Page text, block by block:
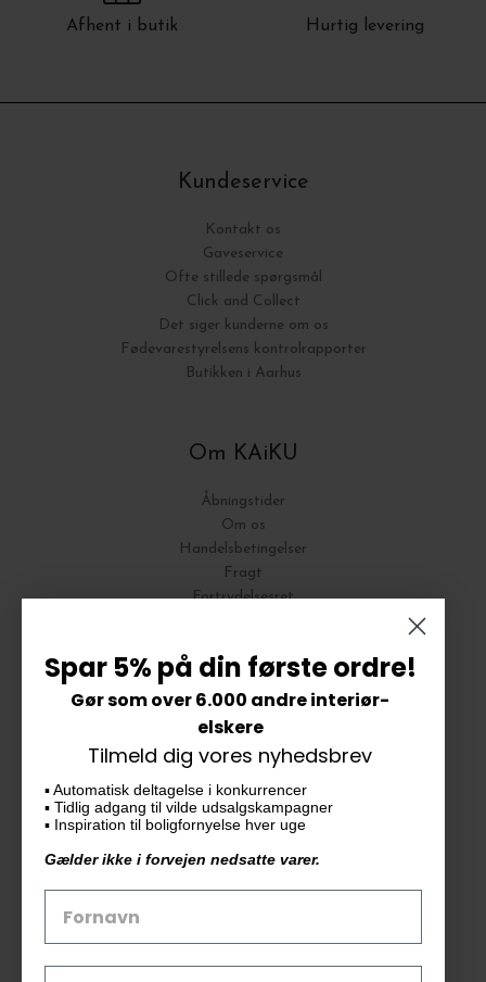
Afhent i butik Hurtig levering
Kundeservice
Kontakt os
Gaveservice
Ofte stillede spørgsmål
Click and Collect
Det siger kunderne om os
Fødevarestyrelsens kontrolrapporter
Butikken i Aarhus
Om KAiKU
Åbningstider
Om os
Handelsbetingelser
Fragt
Fortrydelsesret
Vores butik
KAiKU ApS
Langdalsvej 46, bygning 7
8220 Brabrand
Tlf. 33 11 19 07
CVR-nr. 30715349
Spar 5% på din første ordre!
Gør som over 6.000 andre interiør-
elskere
Tilmeld dig vores nyhedsbrev
▪️ Automatisk deltagelse i konkurrencer
▪️ Tidlig adgang til vilde udsalgskampagner
▪️ Inspiration til boligfornyelse hver uge
Gælder ikke i forvejen nedsatte varer.